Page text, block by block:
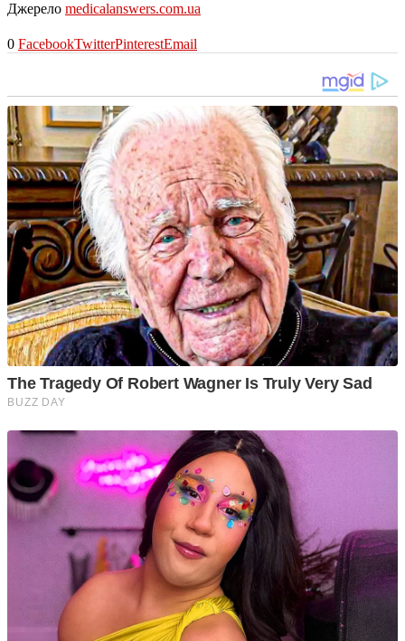
Джерело medicalanswers.com.ua
0 FacebookTwitterPinterestEmail